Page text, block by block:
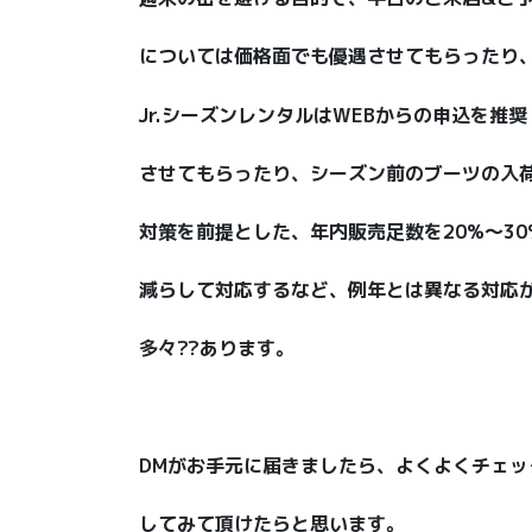
については価格面でも優遇させてもらったり、
Jr.シーズンレンタルはWEBからの申込を推奨
させてもらったり、シーズン前のブーツの入
対策を前提とした、年内販売足数を20%～
減らして対応するなど、例年とは異なる対応
多々??あります。
DMがお手元に届きましたら、よくよくチェッ
してみて頂けたらと思います。